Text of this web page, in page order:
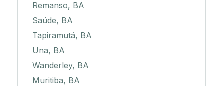
Remanso, BA
Saúde, BA
Tapiramutá, BA
Una, BA
Wanderley, BA
Muritiba, BA